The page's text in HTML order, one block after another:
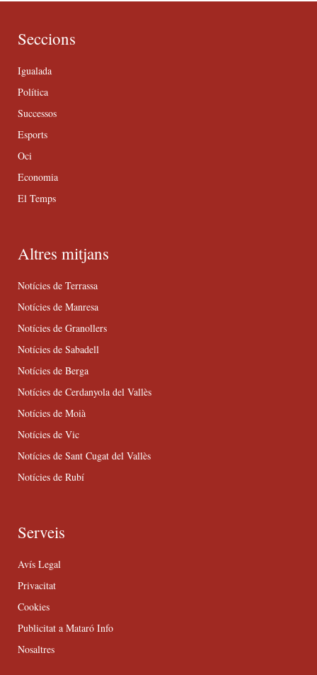
Seccions
Igualada
Política
Successos
Esports
Oci
Economia
El Temps
Altres mitjans
Notícies de Terrassa
Notícies de Manresa
Notícies de Granollers
Notícies de Sabadell
Notícies de Berga
Notícies de Cerdanyola del Vallès
Notícies de Moià
Notícies de Vic
Notícies de Sant Cugat del Vallès
Notícies de Rubí
Serveis
Avís Legal
Privacitat
Cookies
Publicitat a Mataró Info
Nosaltres